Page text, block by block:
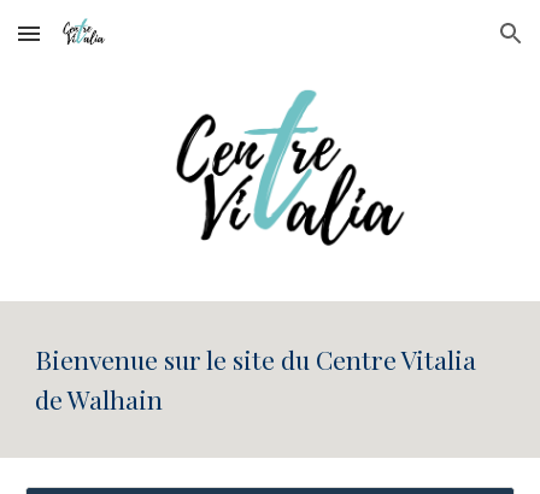
Skip to main content Skip to navigation
Bienvenue sur le site du Centre Vitalia
de Walhain